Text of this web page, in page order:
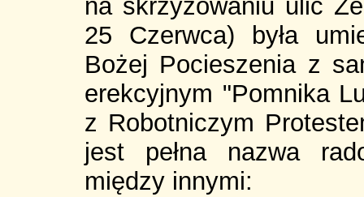
na skrzyżowaniu ulic
25 Czerwca) była
Bożej Pocieszenia z
erekcyjnym "Pomnika
z Robotniczym
jest pełna nazwa
między innymi: